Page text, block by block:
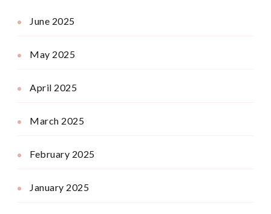
June 2025
May 2025
April 2025
March 2025
February 2025
January 2025